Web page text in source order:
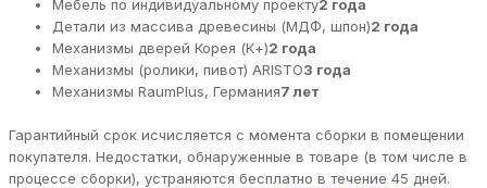
Мебель по индивидуальному проекту2 года
Детали из массива древесины (МДФ, шпон)2 года
Механизмы дверей Корея (К+)2 года
Механизмы (ролики, пивот) ARISTO3 года
Механизмы RaumPlus, Германия7 лет
Гарантийный срок исчисляется с момента сборки в помещении
покупателя. Недостатки, обнаруженные в товаре (в том числе в
процессе сборки), устраняются бесплатно в течение 45 дней.